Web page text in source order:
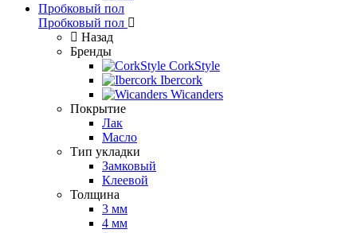
Пробковый пол
Пробковый пол
Назад
Бренды
CorkStyle
Ibercork
Wicanders
Покрытие
Лак
Масло
Тип укладки
Замковый
Клеевой
Толщина
3 мм
4 мм